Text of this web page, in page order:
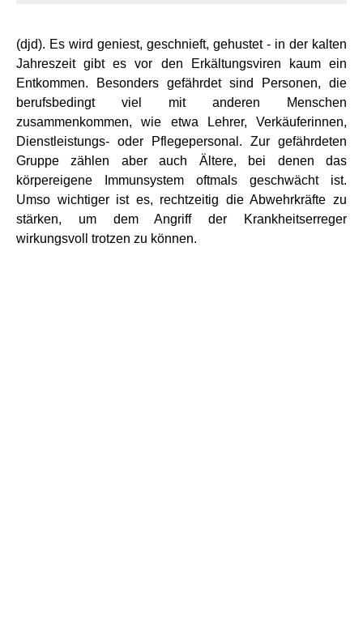
(djd). Es wird geniest, geschnieft, gehustet - in der kalten
Jahreszeit gibt es vor den Erkältungsviren kaum ein
Entkommen. Besonders gefährdet sind Personen, die
berufsbedingt viel mit anderen Menschen
zusammenkommen, wie etwa Lehrer, Verkäuferinnen,
Dienstleistungs- oder Pflegepersonal. Zur gefährdeten
Gruppe zählen aber auch Ältere, bei denen das
körpereigene Immunsystem oftmals geschwächt ist.
Umso wichtiger ist es, rechtzeitig die Abwehrkräfte zu
stärken, um dem Angriff der Krankheitserreger
wirkungsvoll trotzen zu können.